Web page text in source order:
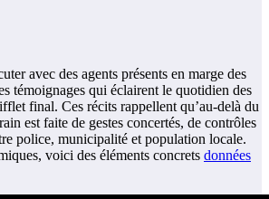
avec des agents présents en marge des
témoignages qui éclairent le quotidien des
final. Ces récits rappellent qu’au-delà du
est faite de gestes concertés, de contrôles
police, municipalité et population locale.
voici des éléments concrets données